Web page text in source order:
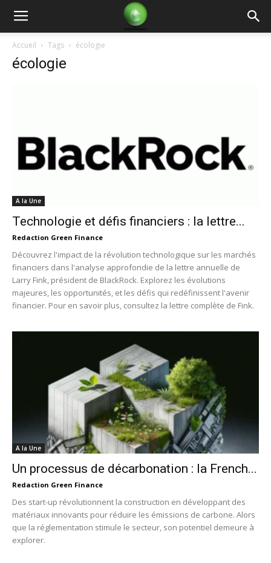
Green
Finance
Accueil Tags écologie
écologie
A la Une
Technologie et défis financiers : la lettre...
Redaction Green Finance
Découvrez l'impact de la révolution technologique sur les marchés
financiers dans l'analyse approfondie de la lettre annuelle de
Larry Fink, président de BlackRock. Explorez les évolutions
majeures, les opportunités, et les défis qui redéfinissent l'avenir
financier. Pour en savoir plus, consultez la lettre complète de Fink.
A la Une
Un processus de décarbonation : la French...
Redaction Green Finance
Des start-up révolutionnent la construction en développant des
matériaux innovants pour réduire les émissions de carbone. Alors
que la réglementation stimule le secteur, son potentiel demeure à
explorer.